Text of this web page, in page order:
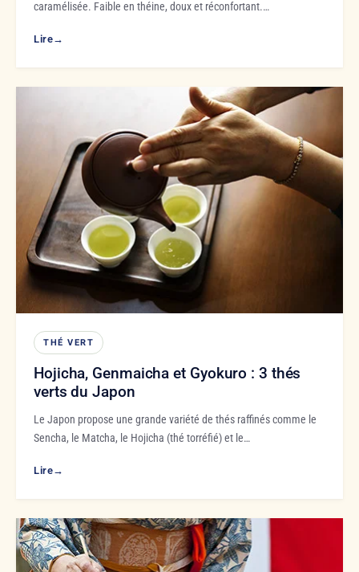
caramélisée. Faible en théine, doux et réconfortant.…
Lire→
THÉ VERT
Hojicha, Genmaicha et Gyokuro : 3 thés
verts du Japon
Le Japon propose une grande variété de thés raffinés comme le
Sencha, le Matcha, le Hojicha (thé torréfié) et le…
Lire→